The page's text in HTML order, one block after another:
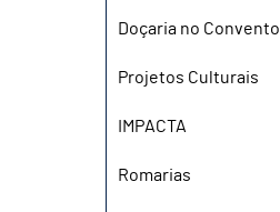
Doçaria no Convento
Projetos Culturais
IMPACTA
Romarias